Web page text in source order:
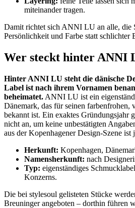
miteinander tragen.
Damit richtet sich ANNI LU an alle, die
Persönlichkeit und Farbe statt schlichter
Wer steckt hinter ANNI
Hinter ANNI LU steht die dänische
Label ist nach ihrem Vornamen
beheimatet. ANNI LU ist ein
Dänemark, das für seinen farbenfrohen,
bekannt ist. Ein exaktes Gründungsjahr
nicht an, um keine unbestätigten
aus der Kopenhagener Design-Szene ist
Herkunft: Kopenhagen,
Namensherkunft: nach
Typ: eigenständiges
Konzerns.
Die bei stylesoul gelisteten Stücke
Breuninger angeboten – dorthin führen